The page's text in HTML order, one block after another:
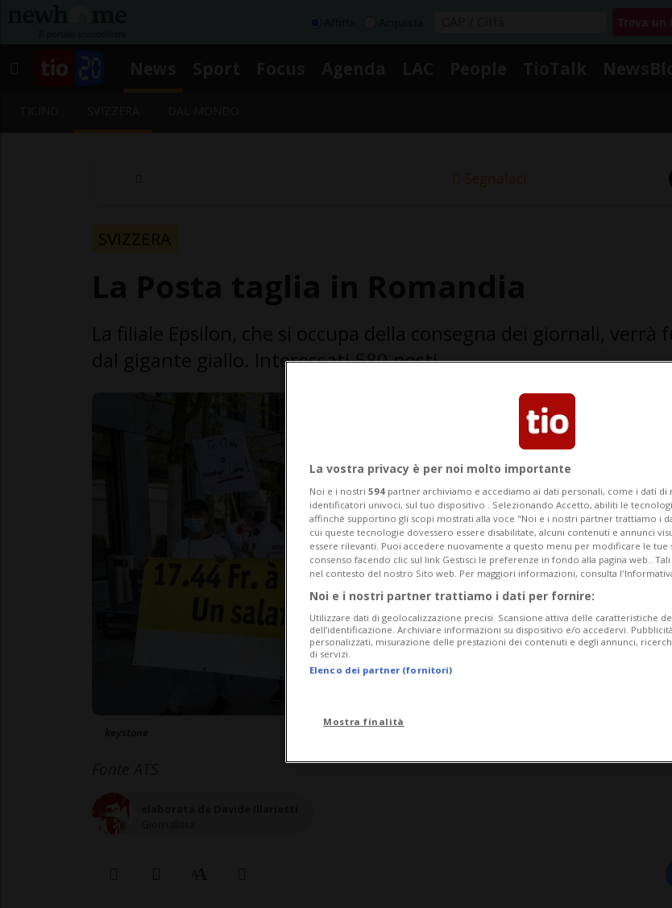
Segnalaci
SVIZZERA
dal gigante giallo. Interessati 580 posti
La vostra privacy è per noi molto importante
Noi e i nostri 594 partner archiviamo e accediamo ai dati personali, come i dati di
identificatori univoci, sul tuo dispositivo . Selezionando Accetto, abiliti le
affinché supportino gli scopi mostrati alla voce "Noi e i nostri partner trattiamo i
cui queste tecnologie dovessero essere disabilitate, alcuni contenuti e annunci
essere rilevanti. Puoi accedere nuovamente a questo menu per modificare le
consenso facendo clic sul link Gestisci le preferenze in fondo alla pagina web..
nel contesto del nostro Sito web. Per maggiori informazioni, consulta
Noi e i nostri partner trattiamo i dati per fornire:
Utilizzare dati di geolocalizzazione precisi. Scansione attiva delle caratteristiche
dell’identificazione. Archiviare informazioni su dispositivo e/o accedervi.
personalizzati, misurazione delle prestazioni dei contenuti e degli annunci,
di servizi.
Elenco dei partner (fornitori)
Mostra finalità